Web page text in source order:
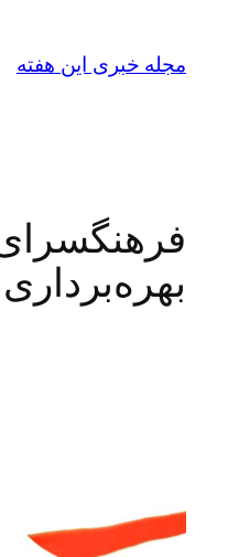
محتوا
مجله خبری این هفته